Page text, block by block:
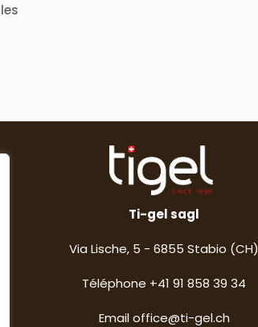
Ti-gel sagl
Via Lische, 5 - 6855 Stabio (CH)
Téléphone +41 91 858 39 34
Emailoffice@ti-gel.ch